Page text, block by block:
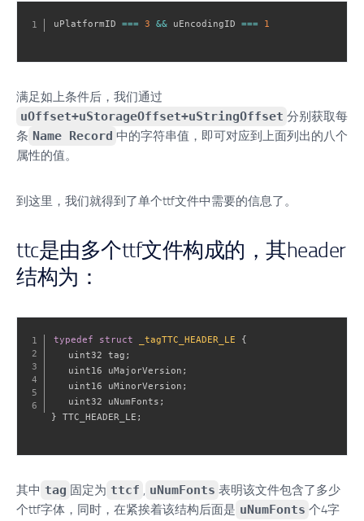
uPlatformID === 3 && uEncodingID === 1
满足如上条件后，我们通过
uOffset+uStorageOffset+uStringOffset 分别获取每
条 Name Record 中的字符串值，即可对应到上面列出的八个
属性的值。
到这里，我们就得到了单个ttf文件中需要的信息了。
ttc是由多个ttf文件构成的，其header
结构为：
typedef struct _tagTTC_HEADER_LE
{
   uint32 tag
;
   uint16 uMajorVersion
;
   uint16 uMinorVersion
;
   uint32 uNumFonts
;
} TTC_HEADER_LE ;
其中 tag 固定为 ttcf , uNumFonts 表明该文件包含了多少
个ttf字体，同时，在紧挨着该结构后面是 uNumFonts 个4字